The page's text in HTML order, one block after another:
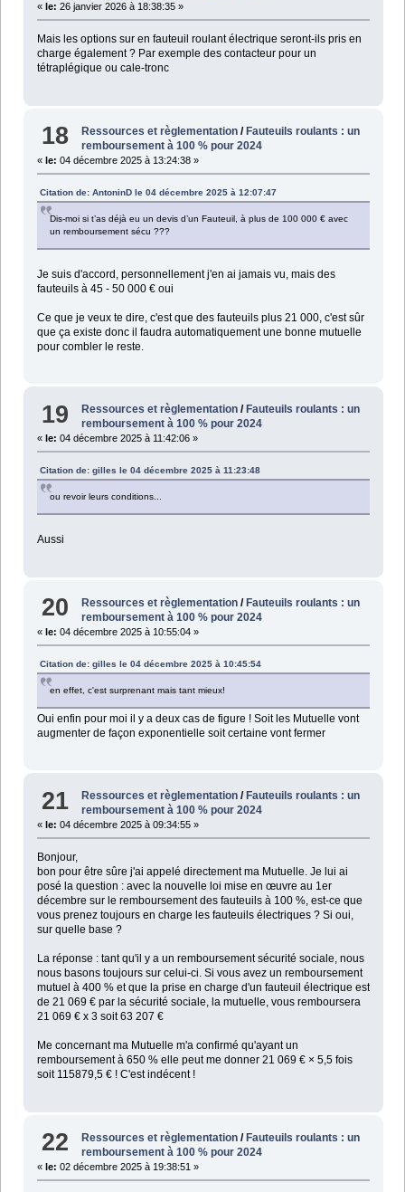
« le: 26 janvier 2026 à 18:38:35 »
Mais les options sur en fauteuil roulant électrique seront-ils pris en
charge également ? Par exemple des contacteur pour un
tétraplégique ou cale-tronc
18 Ressources et règlementation /Fauteuils roulants : un
remboursement à 100 % pour 2024
« le: 04 décembre 2025 à 13:24:38 »
Citation de: AntoninD le 04 décembre 2025 à 12:07:47
Dis-moi si t’as déjà eu un devis d’un Fauteuil, à plus de 100 000 € avec
un remboursement sécu ???
Je suis d'accord, personnellement j'en ai jamais vu, mais des
fauteuils à 45 - 50 000 € oui
Ce que je veux te dire, c'est que des fauteuils plus 21 000, c'est sûr
que ça existe donc il faudra automatiquement une bonne mutuelle
pour combler le reste.
19 Ressources et règlementation / Fauteuils roulants : un
remboursement à 100 % pour 2024
« le: 04 décembre 2025 à 11:42:06 »
Citation de: gilles le 04 décembre 2025 à 11:23:48
ou revoir leurs conditions...
Aussi
20 Ressources et règlementation /Fauteuils roulants : un
remboursement à 100 % pour 2024
« le: 04 décembre 2025 à 10:55:04 »
Citation de: gilles le 04 décembre 2025 à 10:45:54
en effet, c'est surprenant mais tant mieux!
Oui enfin pour moi il y a deux cas de figure ! Soit les Mutuelle vont
augmenter de façon exponentielle soit certaine vont fermer
21 Ressources et règlementation / Fauteuils roulants : un
remboursement à 100 % pour 2024
« le: 04 décembre 2025 à 09:34:55 »
Bonjour,
bon pour être sûre j'ai appelé directement ma Mutuelle. Je lui ai
posé la question : avec la nouvelle loi mise en œuvre au 1er
décembre sur le remboursement des fauteuils à 100 %, est-ce que
vous prenez toujours en charge les fauteuils électriques ? Si oui,
sur quelle base ?
La réponse : tant qu'il y a un remboursement sécurité sociale, nous
nous basons toujours sur celui-ci. Si vous avez un remboursement
mutuel à 400 % et que la prise en charge d'un fauteuil électrique est
de 21 069 € par la sécurité sociale, la mutuelle, vous remboursera
21 069 € x 3 soit 63 207 €
Me concernant ma Mutuelle m'a confirmé qu'ayant un
remboursement à 650 % elle peut me donner 21 069 € × 5,5 fois
soit 115879,5 € ! C'est indécent !
22 Ressources et règlementation /Fauteuils roulants : un
remboursement à 100 % pour 2024
« le: 02 décembre 2025 à 19:38:51 »